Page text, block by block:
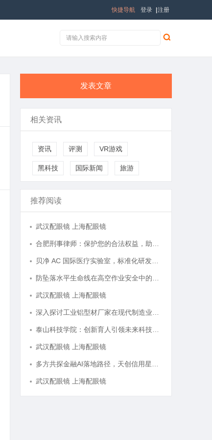
登录 注册
快捷导航
发表文章
相关资讯
资讯 评测 VR游戏
黑科技 国际新闻 旅游
推荐阅读
武汉配眼镜 上海配眼镜
武汉配眼镜 上海配眼镜
武汉配眼镜 上海配眼镜
武汉配眼镜 上海配眼镜